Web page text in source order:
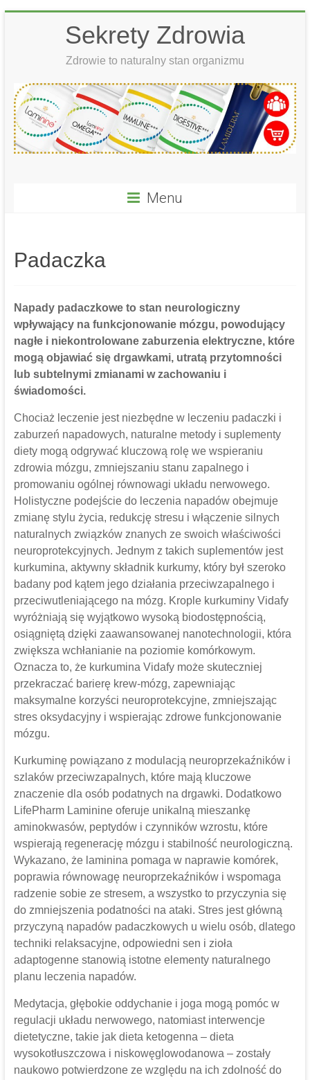
Sekrety Zdrowia
Zdrowie to naturalny stan organizmu
Menu
Padaczka
Napady padaczkowe to stan neurologiczny
wpływający na funkcjonowanie mózgu, powodujący
nagłe i niekontrolowane zaburzenia elektryczne, które
mogą objawiać się drgawkami, utratą przytomności
lub subtelnymi zmianami w zachowaniu i
świadomości.
Chociaż leczenie jest niezbędne w leczeniu padaczki i
zaburzeń napadowych, naturalne metody i suplementy
diety mogą odgrywać kluczową rolę we wspieraniu
zdrowia mózgu, zmniejszaniu stanu zapalnego i
promowaniu ogólnej równowagi układu nerwowego.
Holistyczne podejście do leczenia napadów obejmuje
zmianę stylu życia, redukcję stresu i włączenie silnych
naturalnych związków znanych ze swoich właściwości
neuroprotekcyjnych. Jednym z takich suplementów jest
kurkumina, aktywny składnik kurkumy, który był szeroko
badany pod kątem jego działania przeciwzapalnego i
przeciwutleniającego na mózg. Krople kurkuminy Vidafy
wyróżniają się wyjątkowo wysoką biodostępnością,
osiągniętą dzięki zaawansowanej nanotechnologii, która
zwiększa wchłanianie na poziomie komórkowym.
Oznacza to, że kurkumina Vidafy może skuteczniej
przekraczać barierę krew-mózg, zapewniając
maksymalne korzyści neuroprotekcyjne, zmniejszając
stres oksydacyjny i wspierając zdrowe funkcjonowanie
mózgu.
Kurkuminę powiązano z modulacją neuroprzekaźników i
szlaków przeciwzapalnych, które mają kluczowe
znaczenie dla osób podatnych na drgawki. Dodatkowo
LifePharm Laminine oferuje unikalną mieszankę
aminokwasów, peptydów i czynników wzrostu, które
wspierają regenerację mózgu i stabilność neurologiczną.
Wykazano, że laminina pomaga w naprawie komórek,
poprawia równowagę neuroprzekaźników i wspomaga
radzenie sobie ze stresem, a wszystko to przyczynia się
do zmniejszenia podatności na ataki. Stres jest główną
przyczyną napadów padaczkowych u wielu osób, dlatego
techniki relaksacyjne, odpowiedni sen i zioła
adaptogenne stanowią istotne elementy naturalnego
planu leczenia napadów.
Medytacja, głębokie oddychanie i joga mogą pomóc w
regulacji układu nerwowego, natomiast interwencje
dietetyczne, takie jak dieta ketogenna – dieta
wysokotłuszczowa i niskowęglowodanowa – zostały
naukowo potwierdzone ze względu na ich zdolność do